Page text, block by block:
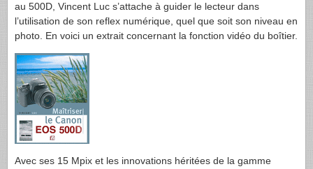
au 500D, Vincent Luc s’attache à guider le lecteur dans
l’utilisation de son reflex numérique, quel que soit son niveau en
photo. En voici un extrait concernant la fonction vidéo du boîtier.
Avec ses 15 Mpix et les innovations héritées de la gamme